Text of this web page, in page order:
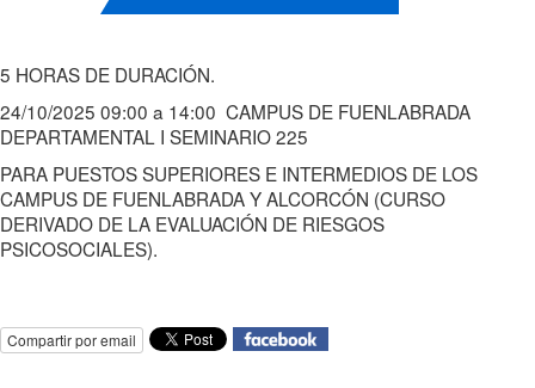
5 HORAS DE DURACIÓN.
24/10/2025 09:00 a 14:00 CAMPUS DE FUENLABRADA
DEPARTAMENTAL I SEMINARIO 225
PARA PUESTOS SUPERIORES E INTERMEDIOS DE LOS
CAMPUS DE FUENLABRADA Y ALCORCÓN (CURSO
DERIVADO DE LA EVALUACIÓN DE RIESGOS
PSICOSOCIALES).
Compartir por email